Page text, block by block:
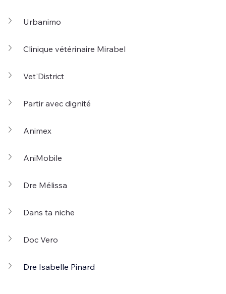
Urbanimo
Clinique vétérinaire Mirabel
Vet'District
Partir avec dignité
Animex
AniMobile
Dre Mélissa
Dans ta niche
Doc Vero
Dre Isabelle Pinard